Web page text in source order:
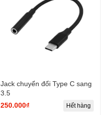
Jack chuyển đổi Type C sang
3.5
250.000₫
Hết hàng